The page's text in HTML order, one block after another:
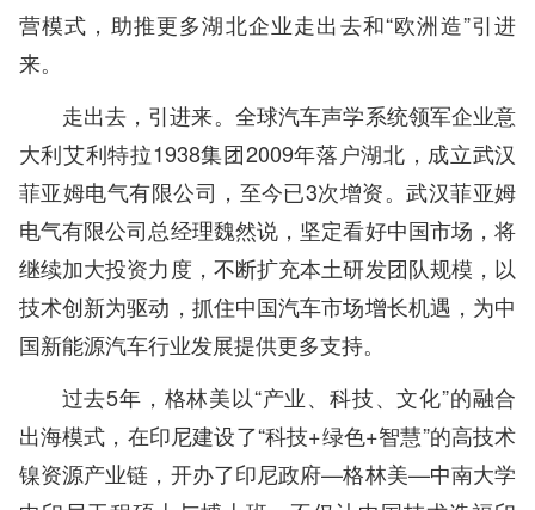
营模式，助推更多湖北企业走出去和“欧洲造”引进
来。
走出去，引进来。全球汽车声学系统领军企业意
大利艾利特拉1938集团2009年落户湖北，成立武汉
菲亚姆电气有限公司，至今已3次增资。武汉菲亚姆
电气有限公司总经理魏然说，坚定看好中国市场，将
继续加大投资力度，不断扩充本土研发团队规模，以
技术创新为驱动，抓住中国汽车市场增长机遇，为中
国新能源汽车行业发展提供更多支持。
过去5年，格林美以“产业、科技、文化”的融合
出海模式，在印尼建设了“科技+绿色+智慧”的高技术
镍资源产业链，开办了印尼政府—格林美—中南大学